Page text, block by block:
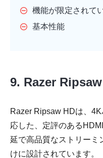
機能が限定されて
基本性能
9. Razer
Razer Ripsaw HDは、
応した、定評のある
延で高品質なストリーミ
けに設計されています。